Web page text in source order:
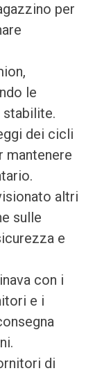
per
le
dei cicli
mantenere
altri
sulle
e
con i
e i
di